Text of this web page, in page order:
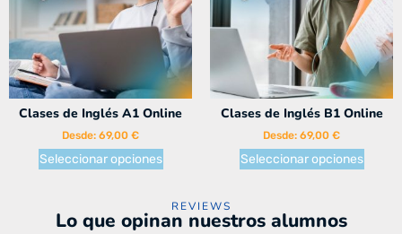
Clases de Inglés A1 Online
Desde: 69,00 €
Seleccionar opciones
Clases de Inglés B1 Online
Desde: 69,00 €
Seleccionar opciones
REVIEWS
Lo que opinan nuestros alumnos